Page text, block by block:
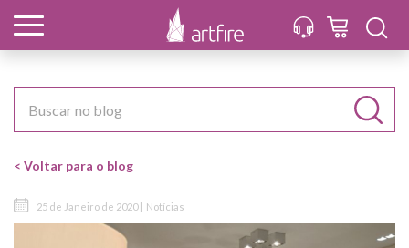
< Voltar para o blog
25 de Janeiro de 2020 | Notícias